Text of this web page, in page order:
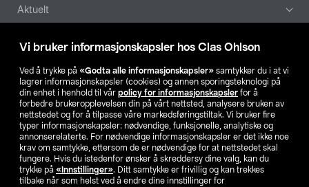
Vi bruker informasjonskapsler hos Clas Ohlson
Ved å trykke på «Godta alle informasjonskapsler» samtykker du i at vi
lagrer informasjonskapsler (cookies) og annen sporingsteknologi på
din enhet i henhold til vår policy for informasjonskapsler for å
forbedre brukeropplevelsen din på vårt nettsted, analysere bruken av
nettstedet og for å tilpasse våre markedsføringstiltak. Vi bruker fire
typer informasjonskapsler: nødvendige, funksjonelle, analytiske og
annonserelaterte. For nødvendige informasjonskapsler er det ikke noe
krav om samtykke, ettersom de er nødvendige for at nettstedet skal
fungere. Hvis du istedenfor ønsker å skreddersy dine valg, kan du
trykke på «Innstillinger». Ditt samtykke er frivillig og kan trekkes
tilbake når som helst ved å endre dine innstillinger for
Aktuelt
Våre selskaper
Finn din butikk
SE NO FI